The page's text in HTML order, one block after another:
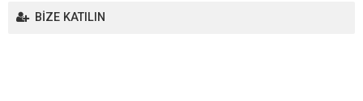
Yurt Dışı Faaliyetler
BİZE KATILIN